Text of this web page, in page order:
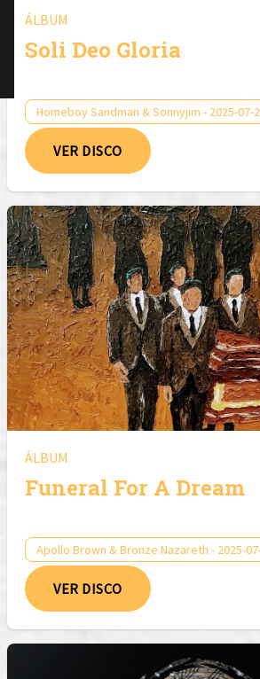
ÁLBUM
Soli Deo Gloria
Homeboy Sandman & Sonnyjim - 2025-07-
VER DISCO
ÁLBUM
Funeral For A Dream
Apollo Brown & Bronze Nazareth - 2025-
VER DISCO